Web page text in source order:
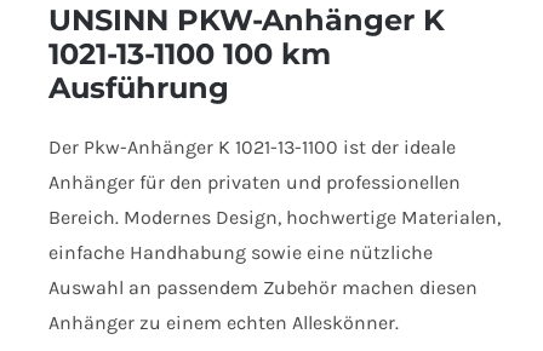
UNSINN PKW-Anhänger K
1021-13-1100 100 km
Ausführung
Der Pkw-Anhänger K 1021-13-1100 ist der ideale
Anhänger für den privaten und professionellen
Bereich. Modernes Design, hochwertige Materialen,
einfache Handhabung sowie eine nützliche
Auswahl an passendem Zubehör machen diesen
Anhänger zu einem echten Alleskönner.